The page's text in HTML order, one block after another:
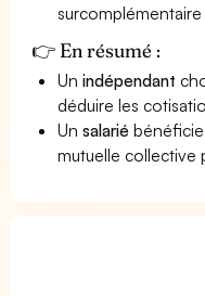
surcomplémentaire
👉 En résumé :
Unindépendant
déduire les
Unsalarié
mutuelle collective